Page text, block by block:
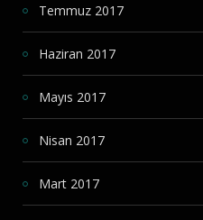
Temmuz 2017
Haziran 2017
Mayıs 2017
Nisan 2017
Mart 2017